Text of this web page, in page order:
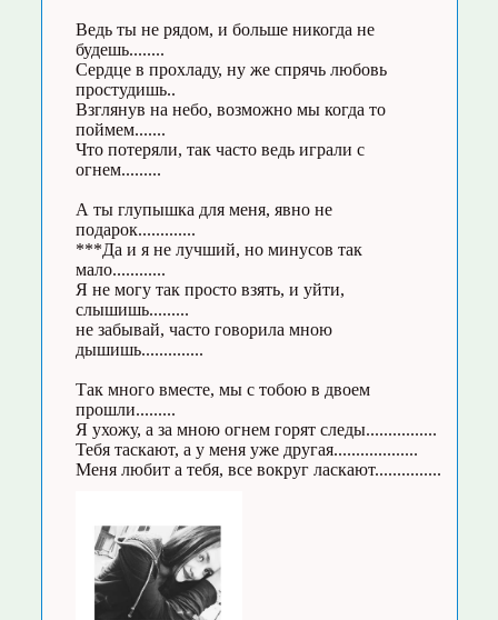
Ведь ты не рядом, и больше никогда не
будешь........
Сердце в прохладу, ну же спрячь любовь
простудишь..
Взглянув на небо, возможно мы когда то
поймем.......
Что потеряли, так часто ведь играли с
огнем.........
А ты глупышка для меня, явно не
подарок.............
***Да и я не лучший, но минусов так
мало............
Я не могу так просто взять, и уйти,
слышишь.........
не забывай, часто говорила мною
дышишь..............
Так много вместе, мы с тобою в двоем
прошли.........
Я ухожу, а за мною огнем горят следы................
Тебя таскают, а у меня уже другая...................
Меня любит а тебя, все вокруг ласкают...............